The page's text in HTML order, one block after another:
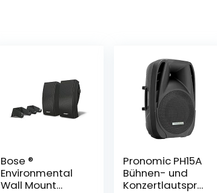
Bose ®
Environmental
Wall Mount
Pronomic PH15A
Bühnen- und
Konzertlautspre